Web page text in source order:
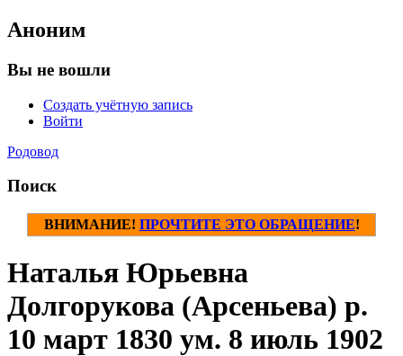
Аноним
Вы не вошли
Создать учётную запись
Войти
Родовод
Поиск
ВНИМАНИЕ! ПРОЧТИТЕ ЭТО ОБРАЩЕНИЕ!
Наталья Юрьевна
Долгорукова (Арсеньева) р.
10 март 1830 ум. 8 июль 1902